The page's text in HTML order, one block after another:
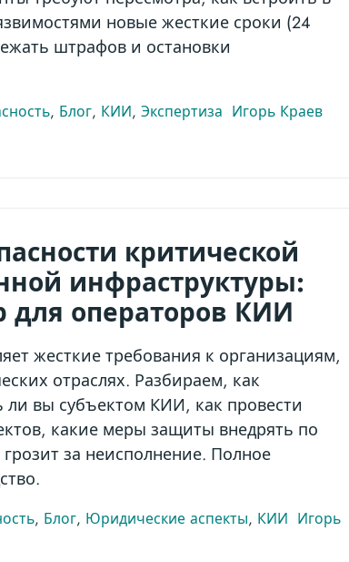
новые жесткие сроки (24
штрафов и остановки
, Блог, КИИ,Экспертиза Игорь Краев
критической
инфраструктуры:
для операторов КИИ
жесткие требования к организациям,
отраслях. Разбираем, как
ли вы субъектом КИИ, как провести
какие меры защиты внедрять по
за неисполнение. Полное
, Блог, Юридические аспекты, КИИ Игорь